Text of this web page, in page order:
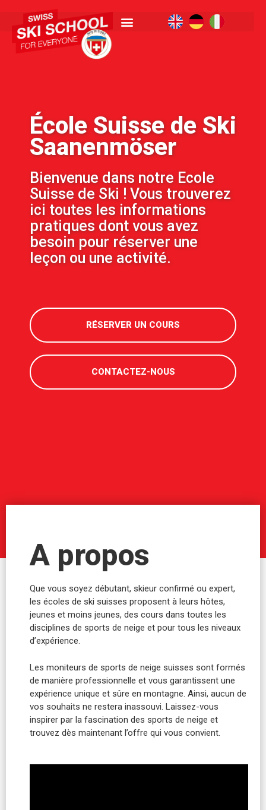
École Suisse de Ski
Saanenmöser
Bienvenue dans notre Ecole
Suisse de Ski ! Vous trouverez
ici toutes les informations
pratiques dont vous avez
besoin pour réserver une
leçon ou une activité.
RÉSERVER UN COURS
CONTACTEZ-NOUS
A propos
Que vous soyez débutant, skieur confirmé ou expert,
les écoles de ski suisses proposent à leurs hôtes,
jeunes et moins jeunes, des cours dans toutes les
disciplines de sports de neige et pour tous les niveaux
d’expérience.
Les moniteurs de sports de neige suisses sont formés
de manière professionnelle et vous garantissent une
expérience unique et sûre en montagne. Ainsi, aucun de
vos souhaits ne restera inassouvi. Laissez-vous
inspirer par la fascination des sports de neige et
trouvez dès maintenant l’offre qui vous convient.